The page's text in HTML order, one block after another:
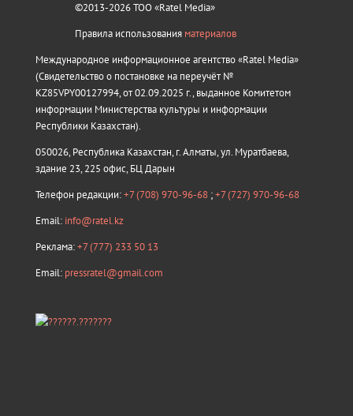
©2013-2026 ТОО «Ratel Media»
Правила использования материалов
Международное информационное агентство «Ratel Media»
(Свидетельство о постановке на переучёт №
KZ85VPY00127994, от 02.09.2025 г., выданное Комитетом
информации Министерства культуры и информации
Республики Казахстан).
050026, Республика Казахстан, г. Алматы, ул. Муратбаева,
здание 23, 225 офис, БЦ Дарын
Телефон редакции:+7 (708) 970-96-68 ;+7 (727) 970-96-68
Email: info@ratel.kz
Реклама:+7 (777) 233 50 13
Email: pressratel@gmail.com